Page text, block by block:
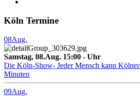
Köln Termine
08Aug.
Samstag, 08.Aug. 15:00 - Uhr
Die Köln-Show- Jeder Mensch kann
Minuten
09Aug.